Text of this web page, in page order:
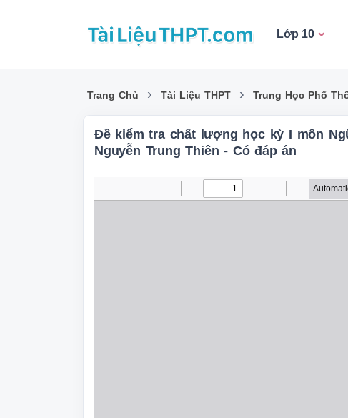
Lớp 10
Trang Chủ › Tài Liệu THPT › Trung Học Phổ
Đề kiểm tra chất lượng học kỳ I môn
Nguyễn Trung Thiên - Có đáp án